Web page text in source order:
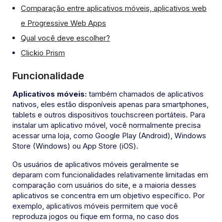
Comparação entre aplicativos móveis, aplicativos web
e Progressive Web Apps
Qual você deve escolher?
Clickio Prism
Funcionalidade
Aplicativos móveis: também chamados de aplicativos
nativos, eles estão disponíveis apenas para smartphones,
tablets e outros dispositivos touchscreen portáteis. Para
instalar um aplicativo móvel, você normalmente precisa
acessar uma loja, como Google Play (Android), Windows
Store (Windows) ou App Store (iOS).
Os usuários de aplicativos móveis geralmente se
deparam com funcionalidades relativamente limitadas em
comparação com usuários do site, e a maioria desses
aplicativos se concentra em um objetivo específico. Por
exemplo, aplicativos móveis permitem que você
reproduza jogos ou fique em forma, no caso dos